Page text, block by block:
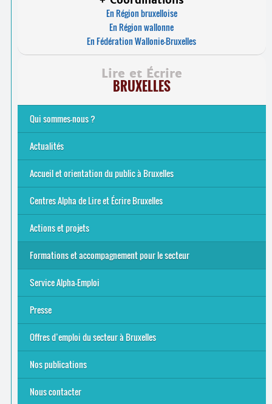
En Région bruxelloise
En Région wallonne
En Fédération Wallonie-Bruxelles
Lire et Écrire
BRUXELLES
Qui sommes-nous ?
Analphabétisme et illettrisme
L’alphabétisation populaire
Le mouvement Lire et Écrire
Nos missions
... Tous les articles
Actualités
Offres d’emploi du secteur à Bruxelles
La rentrée 2026-27
Pour être belge à la plage…
A vos agendas ! Alpha bruxellois, mobilise-toi !
Inauguration du Centre Alpha Forest de Lire et Écrire
Bruxelles
... Tous les articles
Accueil et orientation du public à Bruxelles
8 Points Accueil
Publics concernés ?
Que proposons-nous ?
Qui sommes-nous ?
Centres Alpha de Lire et Écrire Bruxelles
Actions et projets
Alpha-Jeux
Arts & Alpha
Jeudis du Cinéma
Le projet Alpha-TIC
Notre projet FSE
Tac-TIC Emploi
Formations et accompagnement pour le secteur
S’initier
Se former
Se rencontrer
Être accompagné·e
Service Alpha-Emploi
Équipe et contacts
Accompagnement individuel
Accompagnement collectif
Folder Service Alpha-Emploi
Presse
2021
2024
2025
Offres d’emploi du secteur à Bruxelles
Emplois rémunérés
Bénévolat
Candidature spontanée à Lire et Écrire Bruxelles
Nos publications
Nous contacter